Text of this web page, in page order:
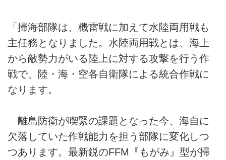
「掃海部隊は、機雷戦に加えて水陸両用戦も
主任務となりました。水陸両用戦とは、海上
から敵勢力がいる陸上に対する攻撃を行う作
戦で、陸・海・空各自衛隊による統合作戦に
なります。
離島防衛が喫緊の課題となった今、海自に
欠落していた作戦能力を担う部隊に変化しつ
つあります。最新鋭のFFM『もがみ』型が掃